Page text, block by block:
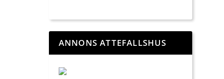
ANNONS ATTEFALLSHUS